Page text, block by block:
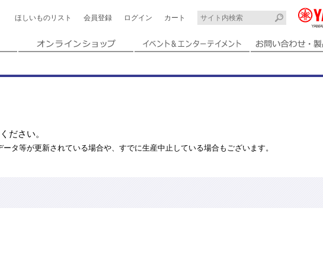
ほしいもの リスト 会員登録 ログイン カート
ださい。
タ等が更新されている場合や、すでに生産中止している場合もございます。